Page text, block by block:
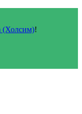
(Холсим)!